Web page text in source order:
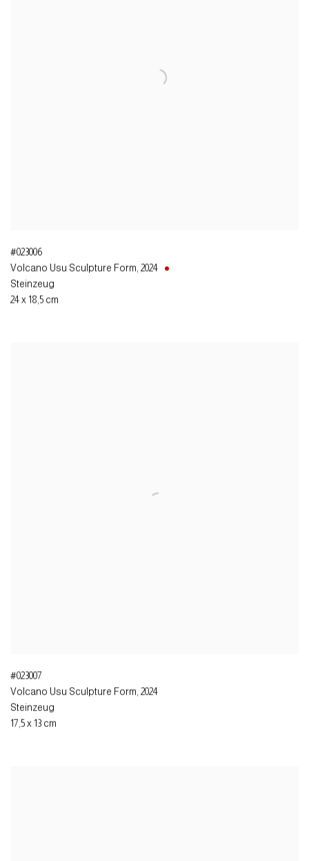
#023006
Volcano Usu Sculpture Form, 2024
Steinzeug
24 x 18,5 cm
#023007
Volcano Usu Sculpture Form, 2024
Steinzeug
17,5 x 13 cm